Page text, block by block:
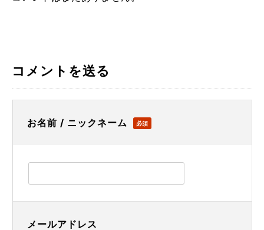
コメントを送る
お名前 / ニックネーム 必須
メールアドレス